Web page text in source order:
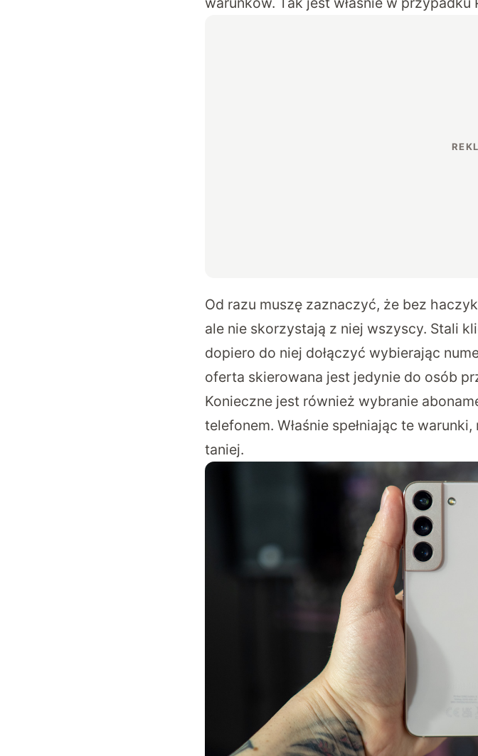
Od razu muszę zaznaczyć, że bez
ale nie skorzystają z niej wszyscy. Stali
dopiero do niej dołączyć wybierając
oferta skierowana jest jedynie do osób
Konieczne jest również wybranie
telefonem. Właśnie spełniając te
taniej.